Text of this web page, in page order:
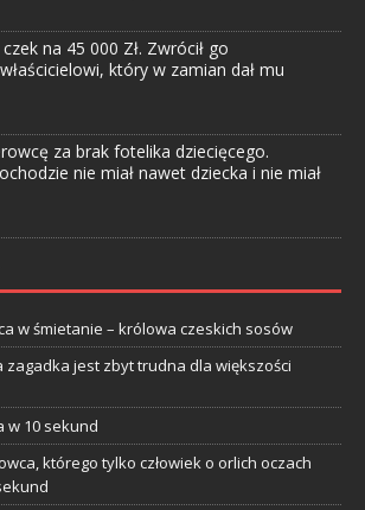
na 45 000 Zł. Zwrócił go
który w zamian dał mu
za brak fotelika dziecięcego.
nie miał nawet dziecka i nie miał
w śmietanie – królowa czeskich sosów
zagadka jest zbyt trudna dla większości
w 10 sekund
którego tylko człowiek o orlich oczach